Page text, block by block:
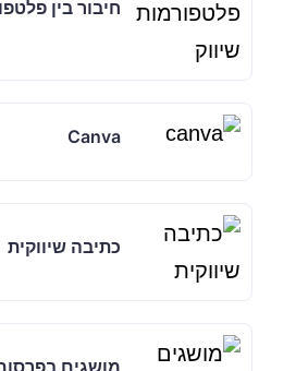
חיבור בין
Canva
כתיבה שיווקית
מושגים